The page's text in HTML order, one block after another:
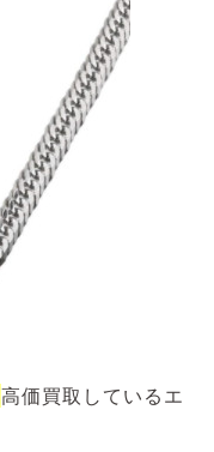
高価買取しているエ